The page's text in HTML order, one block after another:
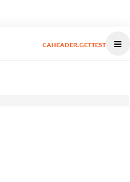
CAHEADER.GETTEST